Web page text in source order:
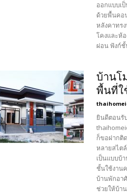
ออกแบบเ
ด้วยพื้นคอ
หลังคาทร
โคงและห้
ผ่อน ฟังก์ชั้
บ้านโ
พื้นที่ใ
ยินดีตอนรั
ก็ขอฝากติ
หลายสไต
เป็นแบบบ้
ชั้นใช้งาน
บ้านพักอา
ช่วยให้บ้า